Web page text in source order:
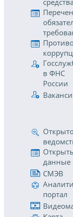
средства
в ФНС
России
данные
СМЭВ
портал